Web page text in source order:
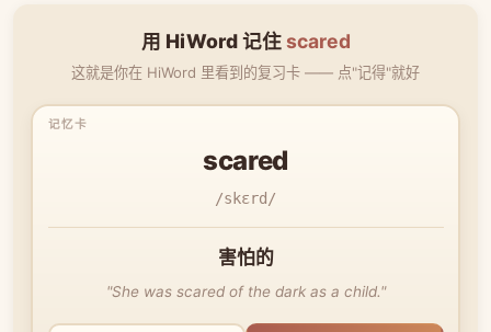
用 HiWord 记住scared
这就是你在 HiWord 里看到的复习卡 —— 点"记得"就好
scared
/skɛrd/
害怕的
"She was scared of the dark as a child."